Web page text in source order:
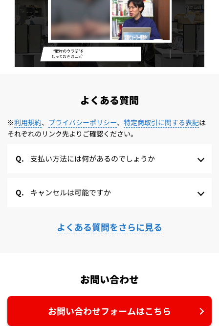
よくある質問
※利用規約、 プライバシーポリシー、 特定商取引に関する表記は
それぞれのリンク先よりご確認ください。
支払い方法には何があるのでしょうか
キャンセルは可能ですか
よくある質問をさらに見る
お問い合わせ
お問い合わせフォームはこちら